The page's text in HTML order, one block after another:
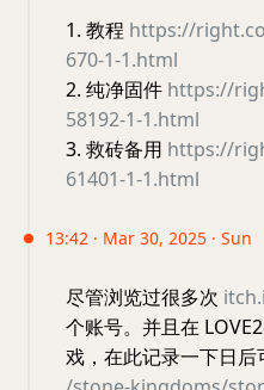
1. 教程 https://
670-1-1.html
2. 纯净固件 https://
58192-1-1.html
3. 救砖备用 https://
61401-1-1.html
13:42 · Mar 30, 2025 · Sun
尽管浏览过很多次
个账号。并且在
戏，在此记录一下日后